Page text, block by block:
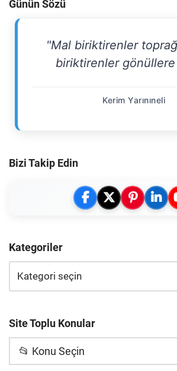
Günün Sözü
"Mal biriktirenler
biriktirenler gönüllere
Kerim Yarınıneli
Bizi Takip Edin
Kategoriler
Site Toplu Konular
📂 Konu Seçin